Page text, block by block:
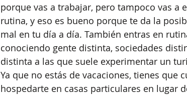
porque vas a trabajar, pero tampoco vas a
rutina, y eso es bueno porque te da la
mal en tu día a día. También entras en
conociendo gente distinta, sociedades
distinta a las que suele experimentar un
Ya que no estás de vacaciones, tienes que
hospedarte en casas particulares en lugar